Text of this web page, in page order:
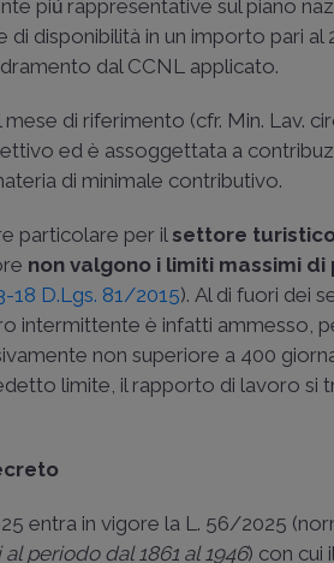
più̀ rappresentative sul piano
disponibilità in un importo pari al
dal CCNL applicato.
di riferimento (cfr. Min. Lav.
ed è assoggettata a
di minimale contributivo.
particolare per ilsettore
non valgono i limiti massimi
18 D.Lgs. 81/2015). Al di fuori dei
intermittente è infatti ammesso,
non superiore a 400
limite, il rapporto di lavoro si
entra in vigore la L. 56/2025
periodo dal 1861 al 1946) con cui